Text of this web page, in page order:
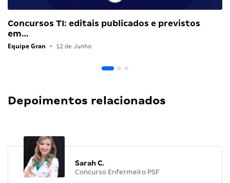
Concursos TI: editais publicados e previstos
em…
Equipe Gran • 12 de Junho
Depoimentos relacionados
Sarah C.
Concurso Enfermeiro PSF